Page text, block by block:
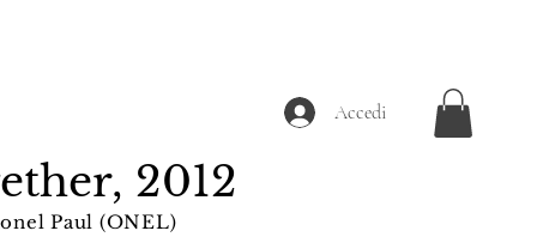
Accedi
2012
Paul (ONEL)